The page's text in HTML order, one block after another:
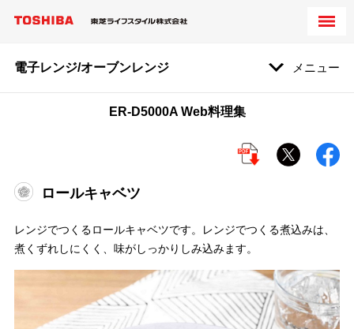
電子レンジ/オーブンレンジ メニュー
ER-D5000A Web料理集
ロールキャベツ
レンジでつくるロールキャベツです。レンジでつくる煮込みは、
煮くずれしにくく、味がしっかりしみ込みます。